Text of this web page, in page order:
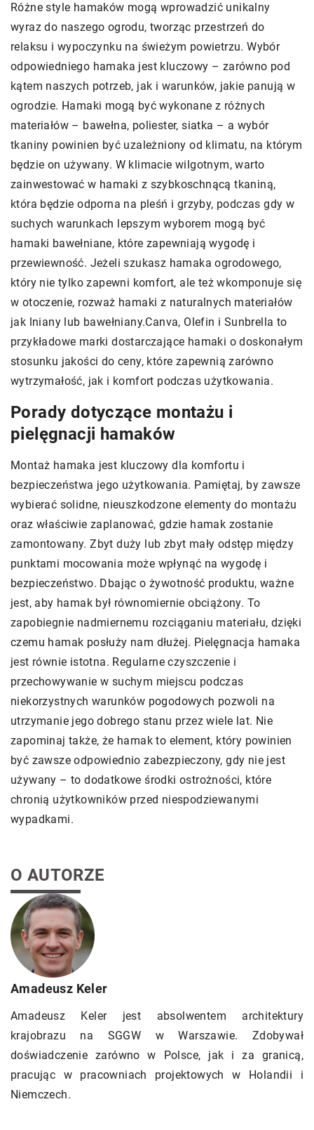
Różne style hamaków mogą wprowadzić unikalny
wyraz do naszego ogrodu, tworząc przestrzeń do
relaksu i wypoczynku na świeżym powietrzu. Wybór
odpowiedniego hamaka jest kluczowy – zarówno pod
kątem naszych potrzeb, jak i warunków, jakie panują w
ogrodzie. Hamaki mogą być wykonane z różnych
materiałów – bawełna, poliester, siatka – a wybór
tkaniny powinien być uzależniony od klimatu, na którym
będzie on używany. W klimacie wilgotnym, warto
zainwestować w hamaki z szybkoschnącą tkaniną,
która będzie odporna na pleśń i grzyby, podczas gdy w
suchych warunkach lepszym wyborem mogą być
hamaki bawełniane, które zapewniają wygodę i
przewiewność. Jeżeli szukasz hamaka ogrodowego,
który nie tylko zapewni komfort, ale też wkomponuje się
w otoczenie, rozważ hamaki z naturalnych materiałów
jak lniany lub bawełniany.Canva, Olefin i Sunbrella to
przykładowe marki dostarczające hamaki o doskonałym
stosunku jakości do ceny, które zapewnią zarówno
wytrzymałość, jak i komfort podczas użytkowania.
Porady dotyczące montażu i
pielęgnacji hamaków
Montaż hamaka jest kluczowy dla komfortu i
bezpieczeństwa jego użytkowania. Pamiętaj, by zawsze
wybierać solidne, nieuszkodzone elementy do montażu
oraz właściwie zaplanować, gdzie hamak zostanie
zamontowany. Zbyt duży lub zbyt mały odstęp między
punktami mocowania może wpłynąć na wygodę i
bezpieczeństwo. Dbając o żywotność produktu, ważne
jest, aby hamak był równomiernie obciążony. To
zapobiegnie nadmiernemu rozciąganiu materiału, dzięki
czemu hamak posłuży nam dłużej. Pielęgnacja hamaka
jest równie istotna. Regularne czyszczenie i
przechowywanie w suchym miejscu podczas
niekorzystnych warunków pogodowych pozwoli na
utrzymanie jego dobrego stanu przez wiele lat. Nie
zapominaj także, że hamak to element, który powinien
być zawsze odpowiednio zabezpieczony, gdy nie jest
używany – to dodatkowe środki ostrożności, które
chronią użytkowników przed niespodziewanymi
wypadkami.
O AUTORZE
Amadeusz Keler
Amadeusz Keler jest absolwentem architektury
krajobrazu na SGGW w Warszawie. Zdobywał
doświadczenie zarówno w Polsce, jak i za granicą,
pracując w pracowniach projektowych w Holandii i
Niemczech.